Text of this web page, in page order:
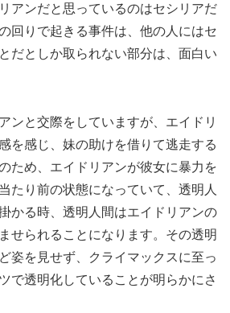
アンだと思っているのはセシリアだ
回りで起きる事件は、他の人にはセ
だとしか取られない部分は、面白い
ンと交際をしていますが、エイドリ
を感じ、妹の助けを借りて逃走する
ため、エイドリアンが彼女に暴力を
たり前の状態になっていて、透明人
かる時、透明人間はエイドリアンの
せられることになります。その透明
姿を見せず、クライマックスに至っ
で透明化していることが明らかにさ